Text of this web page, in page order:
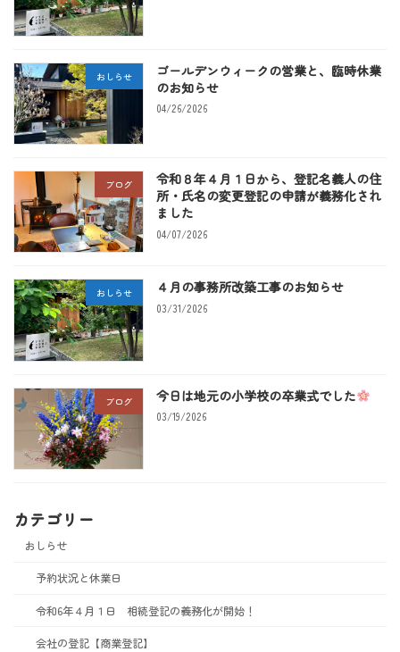
おしらせ
ゴールデンウィークの営業と、臨時休業
のお知らせ
04/26/2026
ブログ
令和８年４月１日から、登記名義人の住
所・氏名の変更登記の申請が義務化され
ました
04/07/2026
おしらせ ４月の事務所改築工事のお知らせ
03/31/2026
ブログ 今日は地元の小学校の卒業式でした
03/19/2026
カテゴリー
おしらせ
予約状況と休業日
令和6年４月１日 相続登記の義務化が開始！
会社の登記【商業登記】